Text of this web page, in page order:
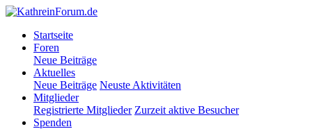
Startseite
Foren
Neue Beiträge
Aktuelles
Neue Beiträge Neuste Aktivitäten
Mitglieder
Registrierte Mitglieder Zurzeit aktive Besucher
Spenden